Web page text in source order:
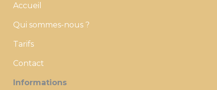
Accueil
Qui sommes-nous ?
Tarifs
Contact
Informations